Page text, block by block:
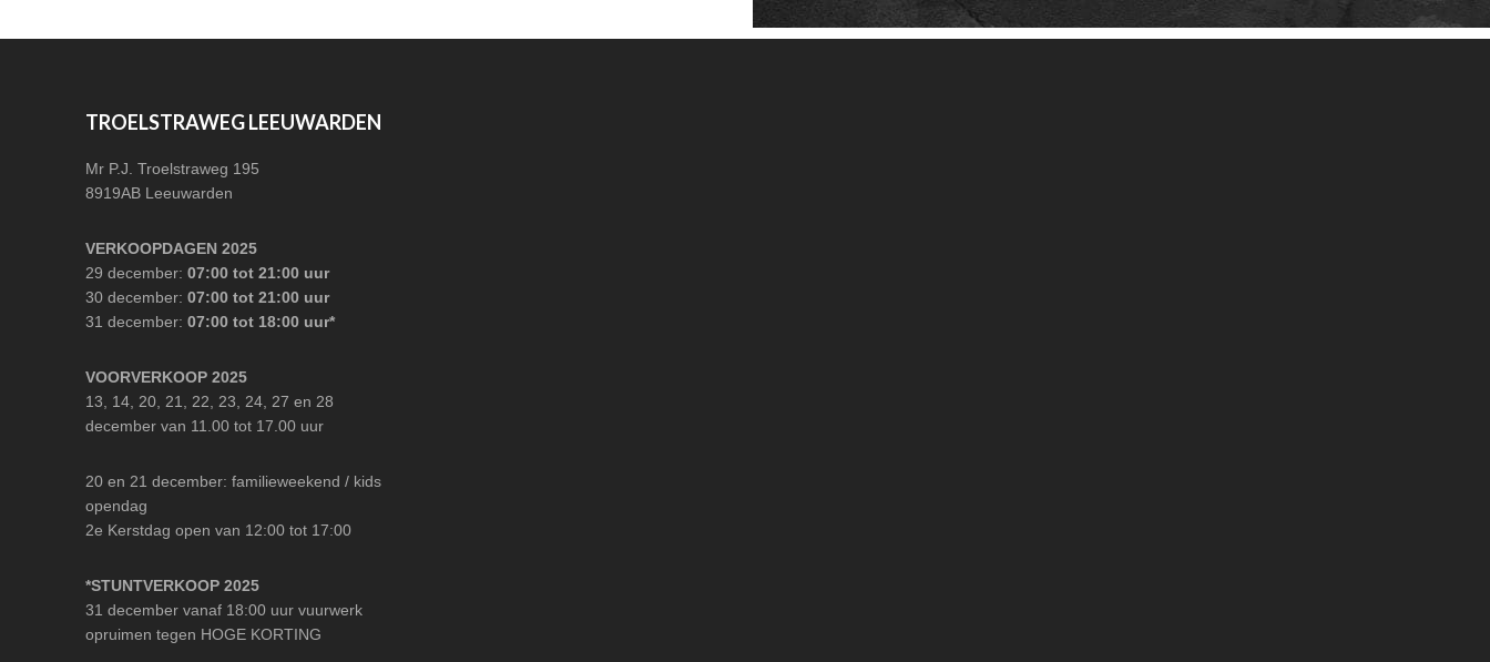
TROELSTRAWEG LEEUWARDEN
Mr P.J. Troelstraweg 195
8919AB Leeuwarden
VERKOOPDAGEN 2025
29 december:07:00 tot 21:00 uur
30 december:07:00 tot 21:00 uur
31 december:07:00 tot 18:00 uur*
VOORVERKOOP 2025
13, 14, 20, 21, 22, 23, 24, 27 en 28
december van 11.00 tot 17.00 uur
20 en 21 december: familieweekend / kids
opendag
2e Kerstdag open van 12:00 tot 17:00
*STUNTVERKOOP 2025
31 december vanaf 18:00 uur vuurwerk
opruimen tegen HOGE KORTING